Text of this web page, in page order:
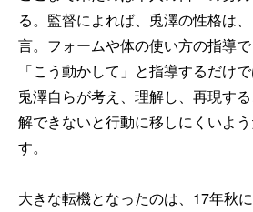
る。監督によれば、兎澤の性格は
言。フォームや体の使い方の指導
「こう動かして」と指導するだけ
兎澤自らが考え、理解し、再現す
解できないと行動に移しにくいよ
す。
大きな転機となったのは、17年秋